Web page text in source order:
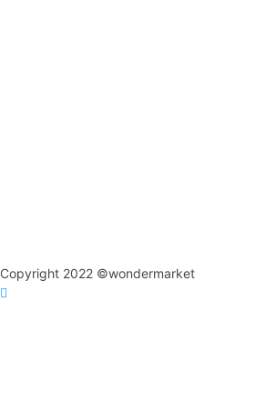
Copyright 2022 ©wondermarket